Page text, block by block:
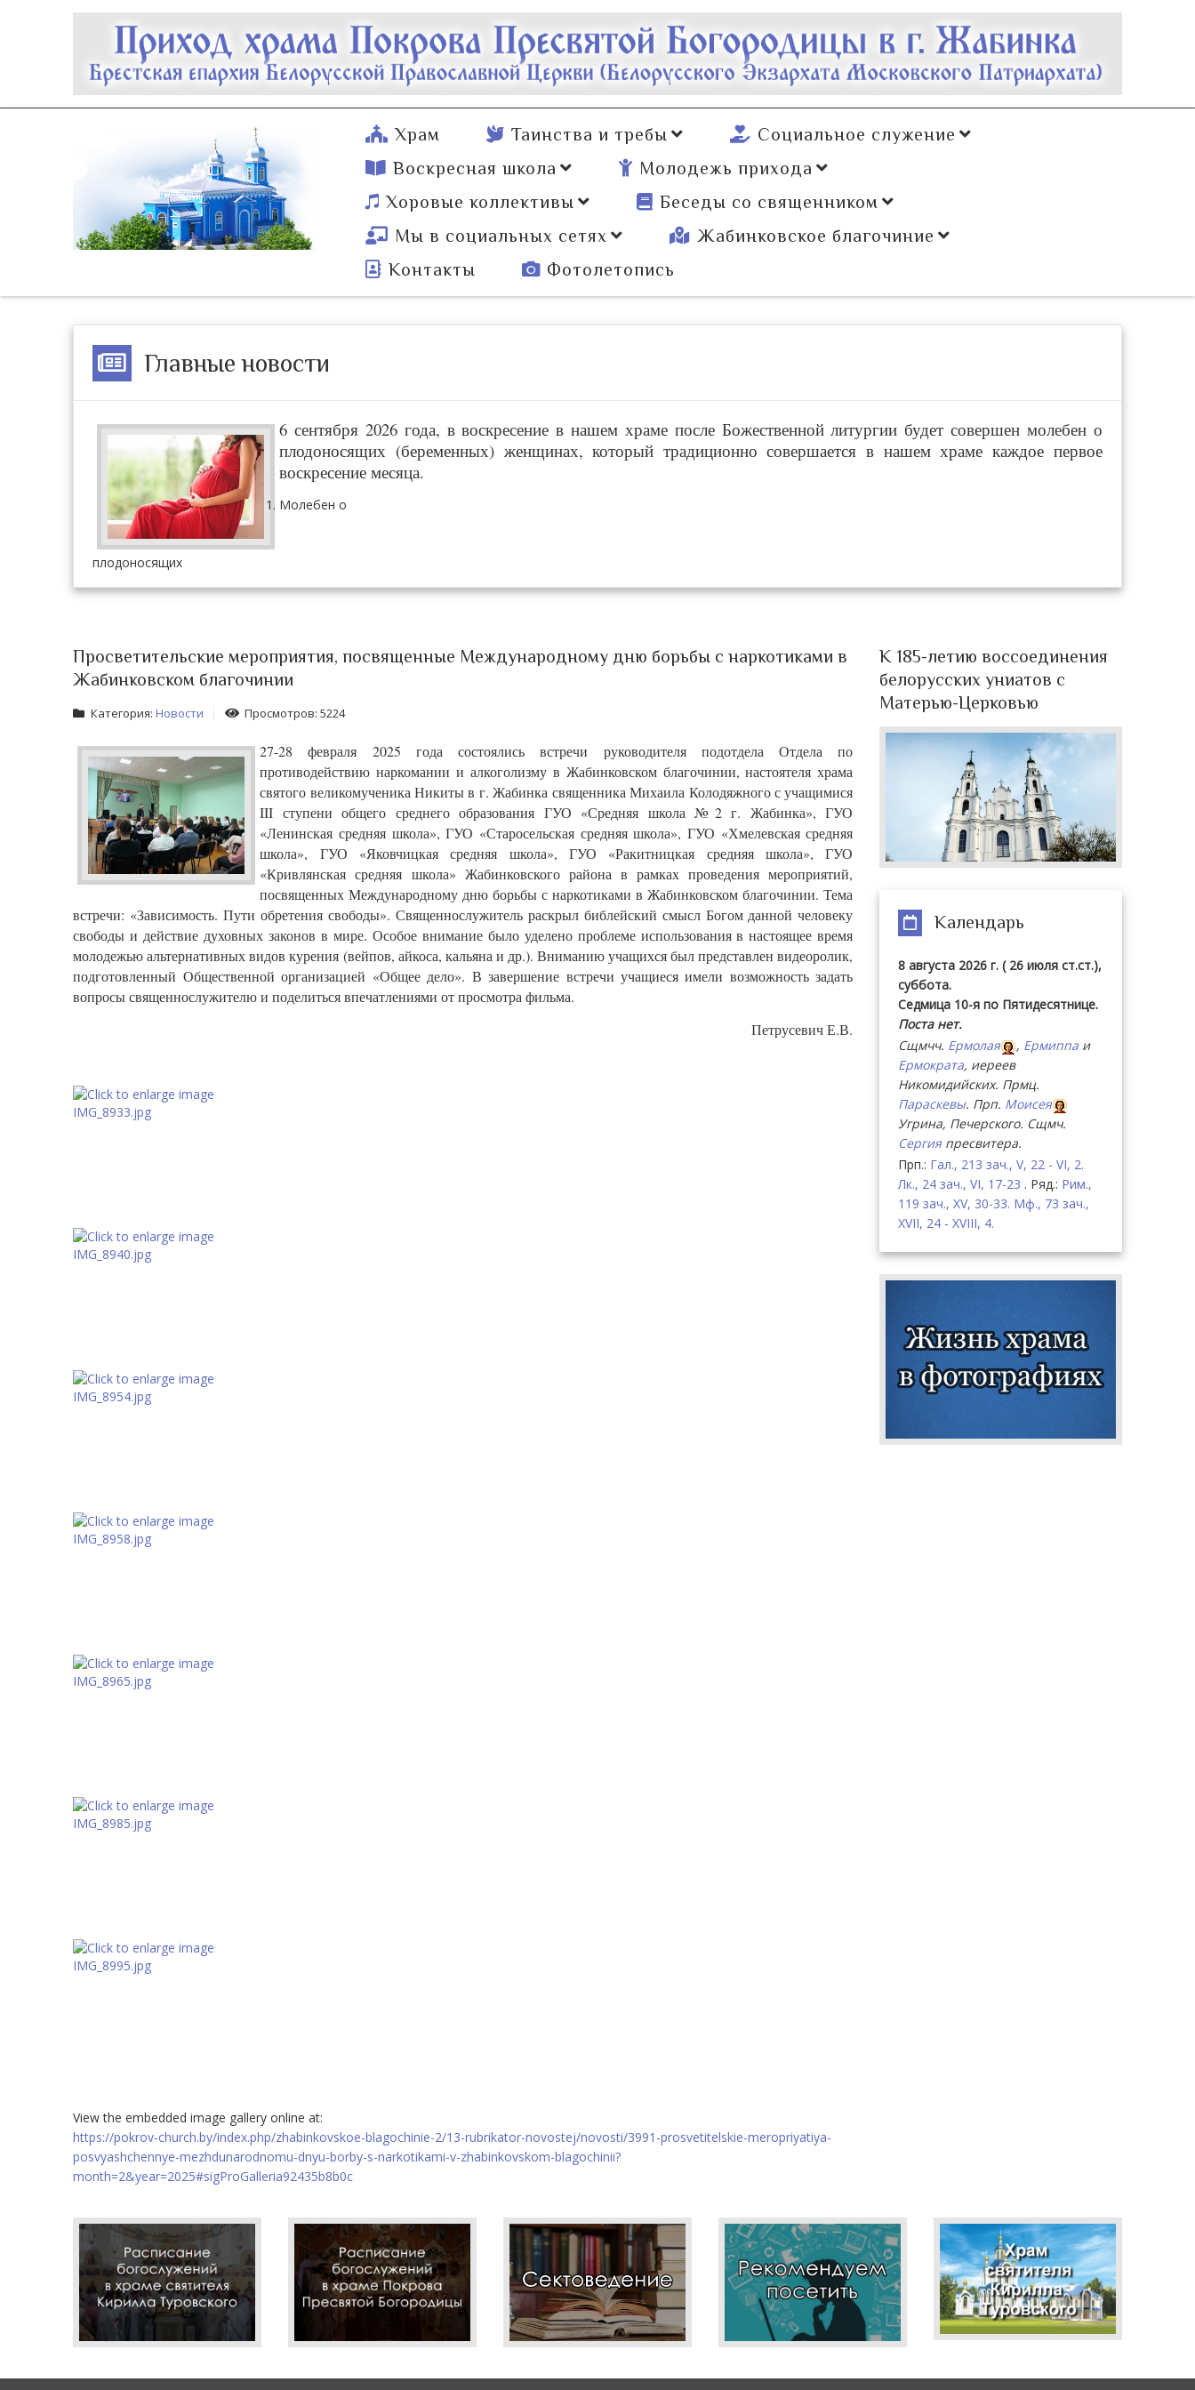
Храм Таинства и требы
Социальное служение
Воскресная школа
Молодежь прихода
Хоровые коллективы
Беседы со священником
Мы в социальных сетях
Жабинковское благочиние
Контакты
Фотолетопись
Главные новости
6 сентября 2026 года, в воскресение в нашем храме после Божественной литургии будет совершен молебен о
плодоносящих (беременных) женщинах, который традиционно совершается в нашем храме каждое первое
воскресение месяца.
Молебен о
плодоносящих
Просветительские мероприятия, посвященные Международному дню борьбы с наркотиками в
Жабинковском благочинии
Категория: Новости Просмотров: 5224
27-28 февраля 2025 года состоялись встречи руководителя подотдела Отдела по
противодействию наркомании и алкоголизму в Жабинковском благочинии, настоятеля храма
святого великомученика Никиты в г. Жабинка священника Михаила Колодяжного с учащимися
III ступени общего среднего образования ГУО «Средняя школа №2 г. Жабинка», ГУО
«Ленинская средняя школа», ГУО «Старосельская средняя школа», ГУО «Хмелевская средняя
школа», ГУО «Яковчицкая средняя школа», ГУО «Ракитницкая средняя школа», ГУО
«Кривлянская средняя школа» Жабинковского района в рамках проведения мероприятий,
посвященных Международному дню борьбы с наркотиками в Жабинковском благочинии. Тема
встречи: «Зависимость. Пути обретения свободы». Священнослужитель раскрыл библейский смысл Богом данной человеку
свободы и действие духовных законов в мире. Особое внимание было уделено проблеме использования в настоящее время
молодежью альтернативных видов курения (вейпов, айкоса, кальяна и др.). Вниманию учащихся был представлен видеоролик,
подготовленный Общественной организацией «Общее дело». В завершение встречи учащиеся имели возможность задать
вопросы священнослужителю и поделиться впечатлениями от просмотра фильма.
Петрусевич Е.В.
View the embedded image gallery online at:
https://pokrov-church.by/index.php/zhabinkovskoe-blagochinie-2/13-rubrikator-novostej/novosti/3991-prosvetitelskie-meropriyatiya-
posvyashchennye-mezhdunarodnomu-dnyu-borby-s-narkotikami-v-zhabinkovskom-blagochinii?
month=2&year=2025#sigProGalleria92435b8b0c
К 185-летию воссоединения
белорусских униатов с
Матерью-Церковью
Календарь
8 августа 2026 г. ( 26 июля ст.ст.),
суббота.
Седмица 10-я по Пятидесятнице.
Поста нет.
Сщмчч. Ермолая , Ермиппа и
Ермократа, иереев
Никомидийских. Прмц.
Параскевы. Прп. Моисея
Угрина, Печерского. Сщмч.
Сергияпресвитера.
Прп.: Гал., 213 зач., V, 22 - VI, 2.
Лк., 24 зач., VI, 17-23 . Ряд.: Рим.,
119 зач., XV, 30-33. Мф., 73 зач.,
XVII, 24 - XVIII, 4.